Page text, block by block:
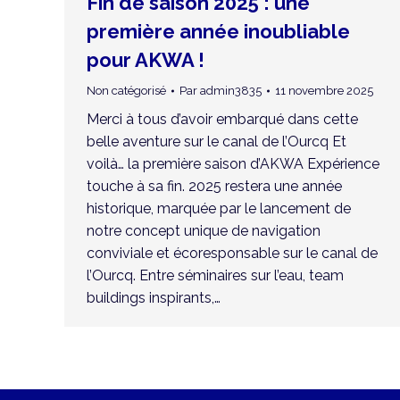
première année inoubliable
pour AKWA !
Non catégorisé Par admin3835 11 novembre 2025
Merci à tous d’avoir embarqué dans cette
belle aventure sur le canal de l’Ourcq Et
voilà… la première saison d’AKWA Expérience
touche à sa fin. 2025 restera une année
historique, marquée par le lancement de
notre concept unique de navigation
conviviale et écoresponsable sur le canal de
l’Ourcq. Entre séminaires sur l’eau, team
buildings inspirants,…